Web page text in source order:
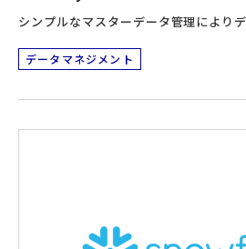
シンプルなマスターデータ管理により
データマネジメント